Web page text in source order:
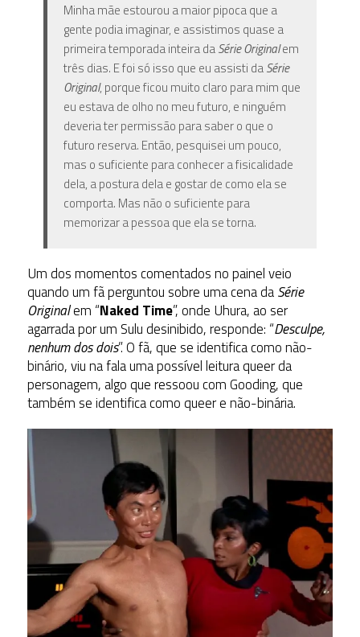
Minha mãe estourou a maior pipoca que a
gente podia imaginar, e assistimos quase a
primeira temporada inteira daSérie Originalem
três dias. E foi só isso que eu assisti daSérie
Original, porque ficou muito claro para mim que
eu estava de olho no meu futuro, e ninguém
deveria ter permissão para saber o que o
futuro reserva. Então, pesquisei um pouco,
mas o suficiente para conhecer a fisicalidade
dela, a postura dela e gostar de como ela se
comporta. Mas não o suficiente para
memorizar a pessoa que ela se torna.
Um dos momentos comentados no painel veio
quando um fã perguntou sobre uma cena daSérie
Originalem “Naked Time”, onde Uhura, ao ser
agarrada por um Sulu desinibido, responde: “Desculpe,
nenhum dos dois”. O fã, que se identifica como não-
binário, viu na fala uma possível leitura queer da
personagem, algo que ressoou com Gooding, que
também se identifica como queer e não-binária.